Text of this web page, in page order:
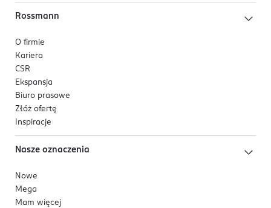
Rossmann
O firmie
Kariera
CSR
Ekspansja
Biuro prasowe
Złóż ofertę
Inspiracje
Nasze oznaczenia
Nowe
Mega
Mam więcej